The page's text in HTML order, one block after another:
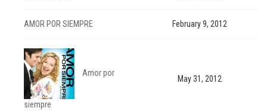
AMOR POR SIEMPRE February 9, 2012
Amor por
siempre
May 31, 2012